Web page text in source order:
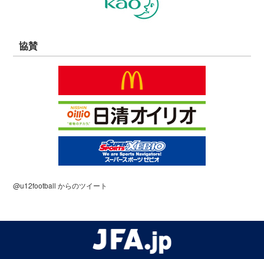
協賛
@u12football からのツイート